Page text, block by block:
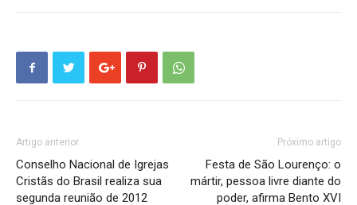
Artigo anterior
Conselho Nacional de Igrejas
Cristãs do Brasil realiza sua
segunda reunião de 2012
Próximo artigo
Festa de São Lourenço: o
mártir, pessoa livre diante do
poder, afirma Bento XVI